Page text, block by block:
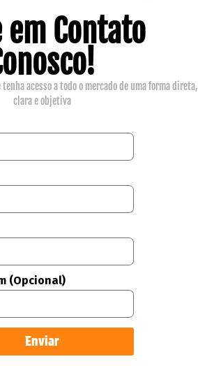
em Contato
tenha acesso a todo o mercado de uma forma direta,
clara e objetiva
(Opcional)
Enviar